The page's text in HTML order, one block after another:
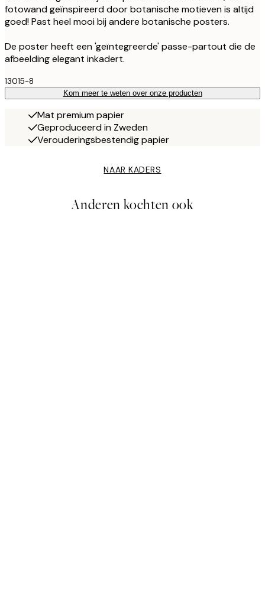
fotowand geïnspireerd door botanische motieven is altijd
goed! Past heel mooi bij andere botanische posters.
De poster heeft een 'geïntegreerde' passe-partout die de
afbeelding elegant inkadert.
13015-8
Kom meer te weten over onze producten
Mat premium papier
Geproduceerd in Zweden
Verouderingsbestendig papier
NAAR KADERS
Anderen kochten ook